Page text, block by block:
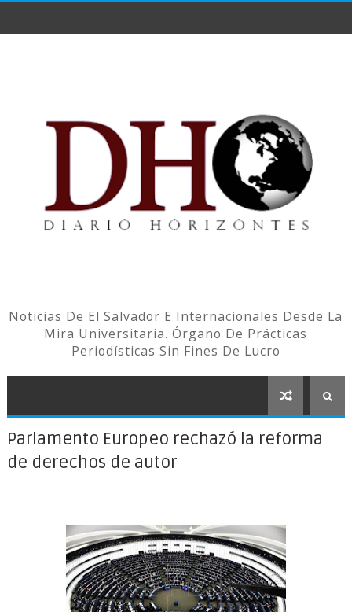
Noticias De El Salvador E Internacionales Desde La
Mira Universitaria. Órgano De Prácticas
Periodísticas Sin Fines De Lucro
Parlamento Europeo rechazó la reforma
de derechos de autor